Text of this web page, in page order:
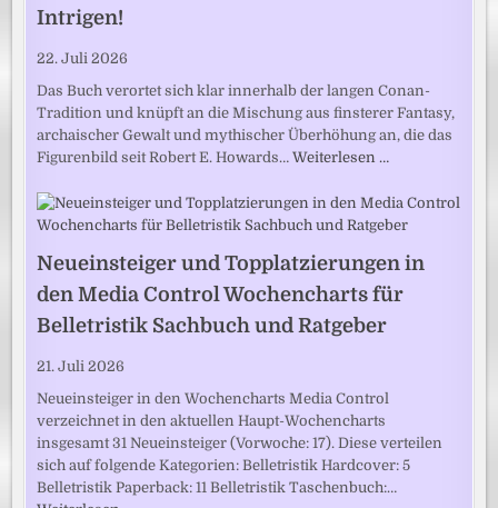
Intrigen!
22. Juli 2026
Das Buch verortet sich klar innerhalb der langen Conan-
Tradition und knüpft an die Mischung aus finsterer Fantasy,
archaischer Gewalt und mythischer Überhöhung an, die das
Figurenbild seit Robert E. Howards…Weiterlesen …
Neueinsteiger und Topplatzierungen in
den Media Control Wochencharts für
Belletristik Sachbuch und Ratgeber
21. Juli 2026
Neueinsteiger in den Wochencharts Media Control
verzeichnet in den aktuellen Haupt-Wochencharts
insgesamt 31 Neueinsteiger (Vorwoche: 17). Diese verteilen
sich auf folgende Kategorien: Belletristik Hardcover: 5
Belletristik Paperback: 11 Belletristik Taschenbuch:…